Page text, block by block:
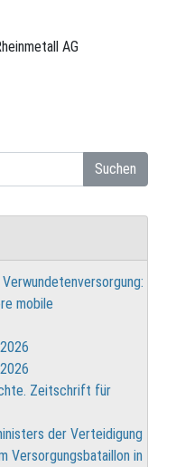
AG
Suchen
mobile
Zeitschrift für
der Verteidigung
Versorgungsbataillon in